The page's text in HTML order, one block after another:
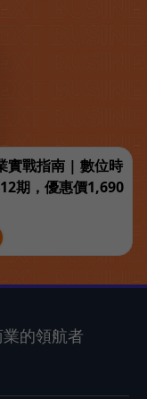
實戰指南 | 數位時
期，優惠價1,690
的領航者